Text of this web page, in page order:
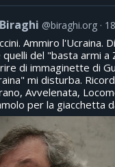
@biraghi.org
Ammiro l'Ucraina.
del "basta armi a
di immaginette di
mi disturba.
Avvelenata,
per la giacchetta